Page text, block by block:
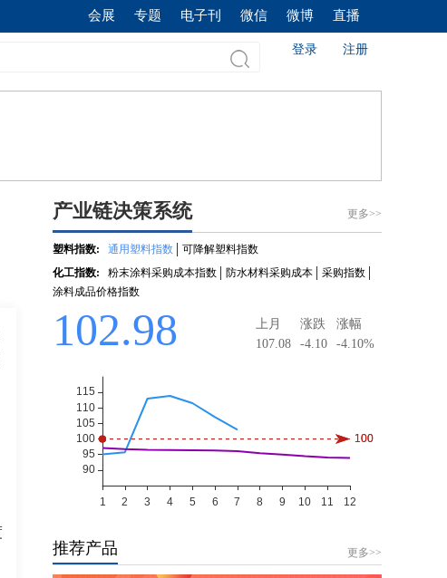
会展 专题 电子刊 微信 微博 直播
登录 注册
推荐产品 更多>>